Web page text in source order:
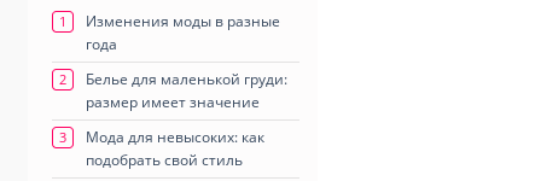
1
Изменения моды в разные
года
2
Белье для маленькой груди:
размер имеет значение
3
Мода для невысоких: как
подобрать свой стиль